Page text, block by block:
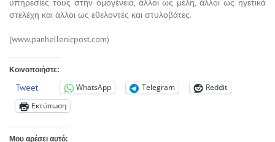
υπηρεσίες τους στην ομογένεια, άλλοι ως μέλη, άλλοι ως ηγετικά
στελέχη και άλλοι ως εθελοντές και στυλοβάτες.
(www.panhellenicpost.com)
Κοινοποιήστε:
Tweet WhatsApp Telegram
Reddit
Εκτύπωση
Μου αρέσει αυτό: